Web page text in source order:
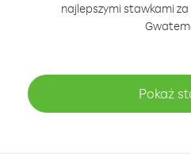
najlepszymi stawkami
Pokaż